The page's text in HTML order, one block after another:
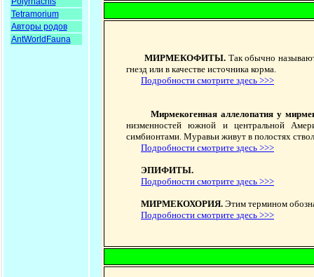
Tetramorium
Авторы родов
AntWorldFauna
МИРМЕКОФИТЫ.Так обычно
гнезд или в качестве источника корма.
Подробности смотрите здесь >>>
Мирмекогенная аллелопатия у
низменностей южной и центральной
симбионтами. Муравьи живут в полостях
Подробности смотрите здесь >>>
ЭПИФИТЫ.
Подробности смотрите здесь >>>
МИРМЕКОХОРИЯ. Этим термином
Подробности смотрите здесь >>>